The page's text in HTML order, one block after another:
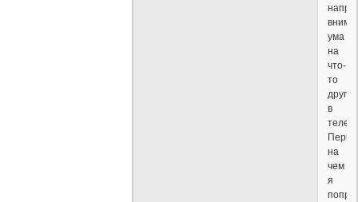
ума
на
что-
то
другое
в
теле.
на
чем
я